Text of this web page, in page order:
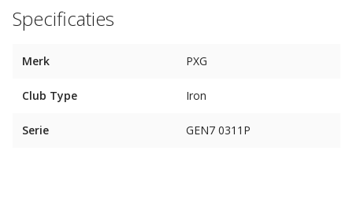
Specificaties
Merk PXG
Club Type Iron
Serie GEN7 0311P